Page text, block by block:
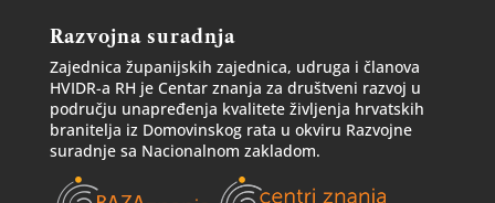
Razvojna suradnja
Zajednica županijskih zajednica, udruga i članova
HVIDR-a RH je Centar znanja za društveni razvoj u
području unapređenja kvalitete življenja hrvatskih
branitelja iz Domovinskog rata u okviru Razvojne
suradnje sa Nacionalnom zakladom.